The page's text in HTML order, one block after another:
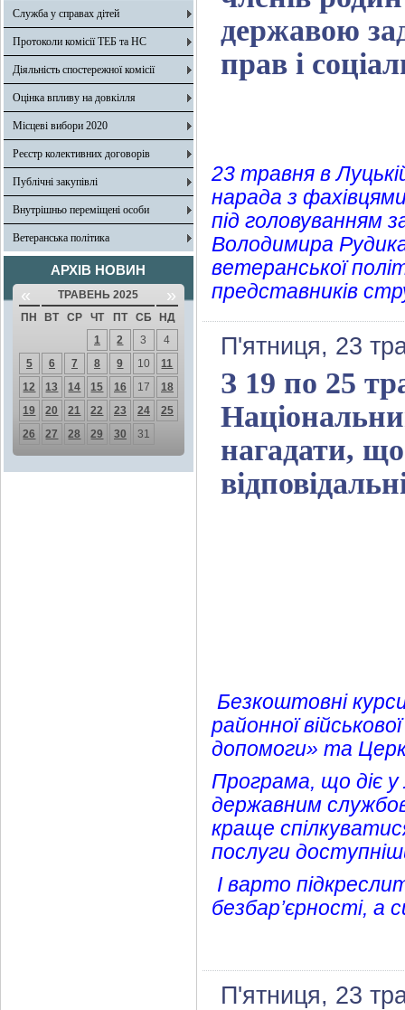
Служба у справах дітей
Протоколи комісії ТЕБ та НС
Діяльність спостережної комісії
Оцінка впливу на довкілля
Місцеві вибори 2020
Реєстр колективних договорів
Публічні закупівлі
Внутрішньо переміщені особи
Ветеранська політика
АРХІВ НОВИН
« ТРАВЕНЬ 2025 »
ПН ВТ СР ЧТ ПТ СБ
НД
1
2 3
4
5
6 7 8 9 10
11
12
13 14 15 16 17
18
19
20 21 22 23 24
25
26
27 28 29 30 31
державою
прав і
23 травня в
нарада з
під головуванням
Володимира
ветеранської
представників
П'ятниця, 23
З 19 по 25
нагадати,
Безкоштовні
районної
допомоги» та
Програма, що діє у
державним
краще
послуги
І варто
безбар’єрності,
П'ятниця, 23